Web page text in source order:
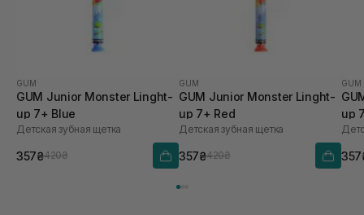
GUM
GUM Junior Monster Linght-
up 7+ Blue
Детская зубная щетка
357₴420₴
GUM
GUM Junior Monster Linght-
up 7+ Red
Детская зубная щетка
357₴420₴
GUM
up